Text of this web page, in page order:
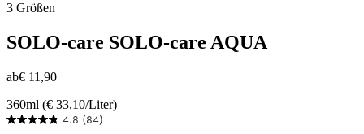
3 Größen
SOLO-care SOLO-care AQUA
ab€ 11,90
360ml (€ 33,10/Liter)
4.8 (84)
4.8